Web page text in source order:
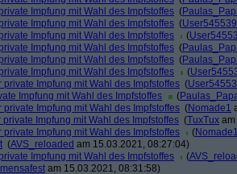
Impfung mit Wahl des Impfstoffes (
Impfung mit Wahl des Impfstoffes (User545539
Impfung mit Wahl des Impfstoffes
(
Impfung mit Wahl des Impfstoffes (
Impfung mit Wahl des Impfstoffes (
Impfung mit Wahl des Impfstoffes
(
private Impfung mit Wahl des Impfstoffes (
Impfung mit Wahl des Impfstoffes
(
private Impfung mit Wahl des Impfstoffes (Nomade1
Impfung mit Wahl des Impfstoffes (TuxTux
private Impfung mit Wahl des Impfstoffes
(
(AVS_reloaded am 15.03.2021, 08:27:04)
Impfung mit Wahl des Impfstoffes
(
mensafest am 15.03.2021, 08:31:58)